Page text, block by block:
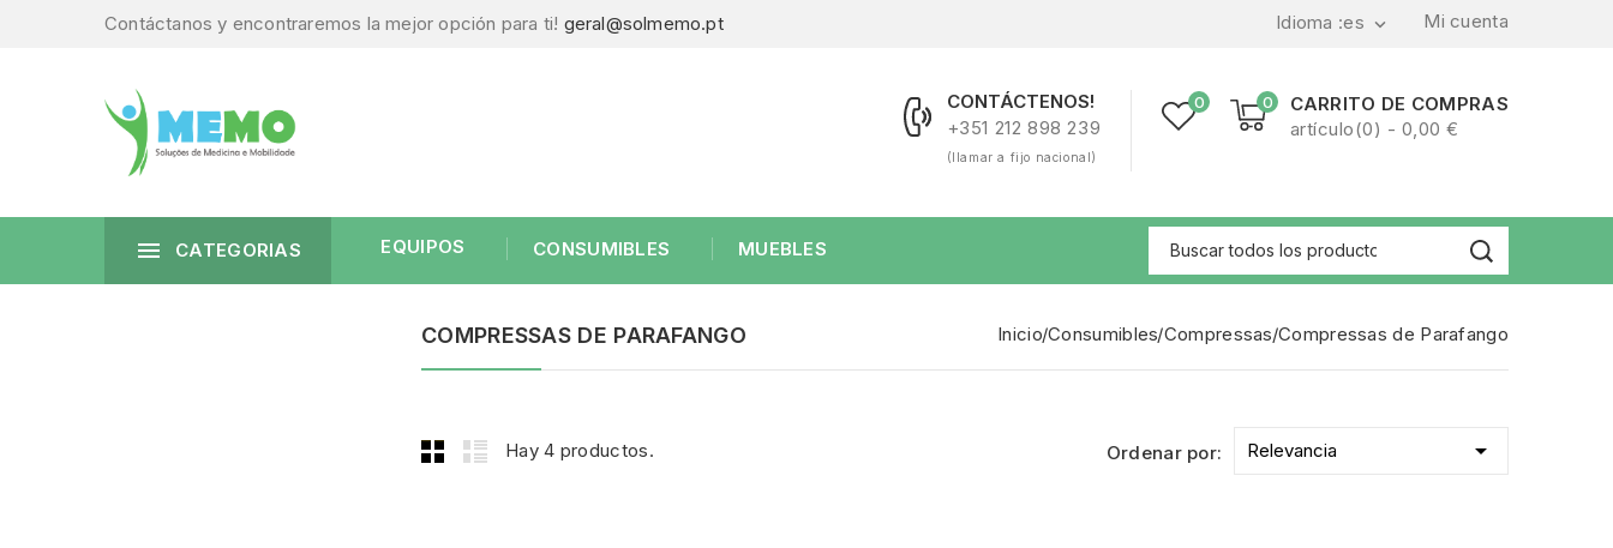
Contáctanos y encontraremos la mejor opción para ti! geral@solmemo.pt Mi cuenta
Idioma :es 
0
CARRITO DE COMPRAS
artículo(0) - 0,00 €
0
CONTÁCTENOS!
+351 212 898 239
(llamar a fijo nacional)
 CATEGORIAS EQUIPOS CONSUMIBLES MUEBLES
COMPRESSAS DE PARAFANGO Inicio Consumibles Compressas Compressas de Parafango
Hay 4 productos. Ordenar por: Relevancia 